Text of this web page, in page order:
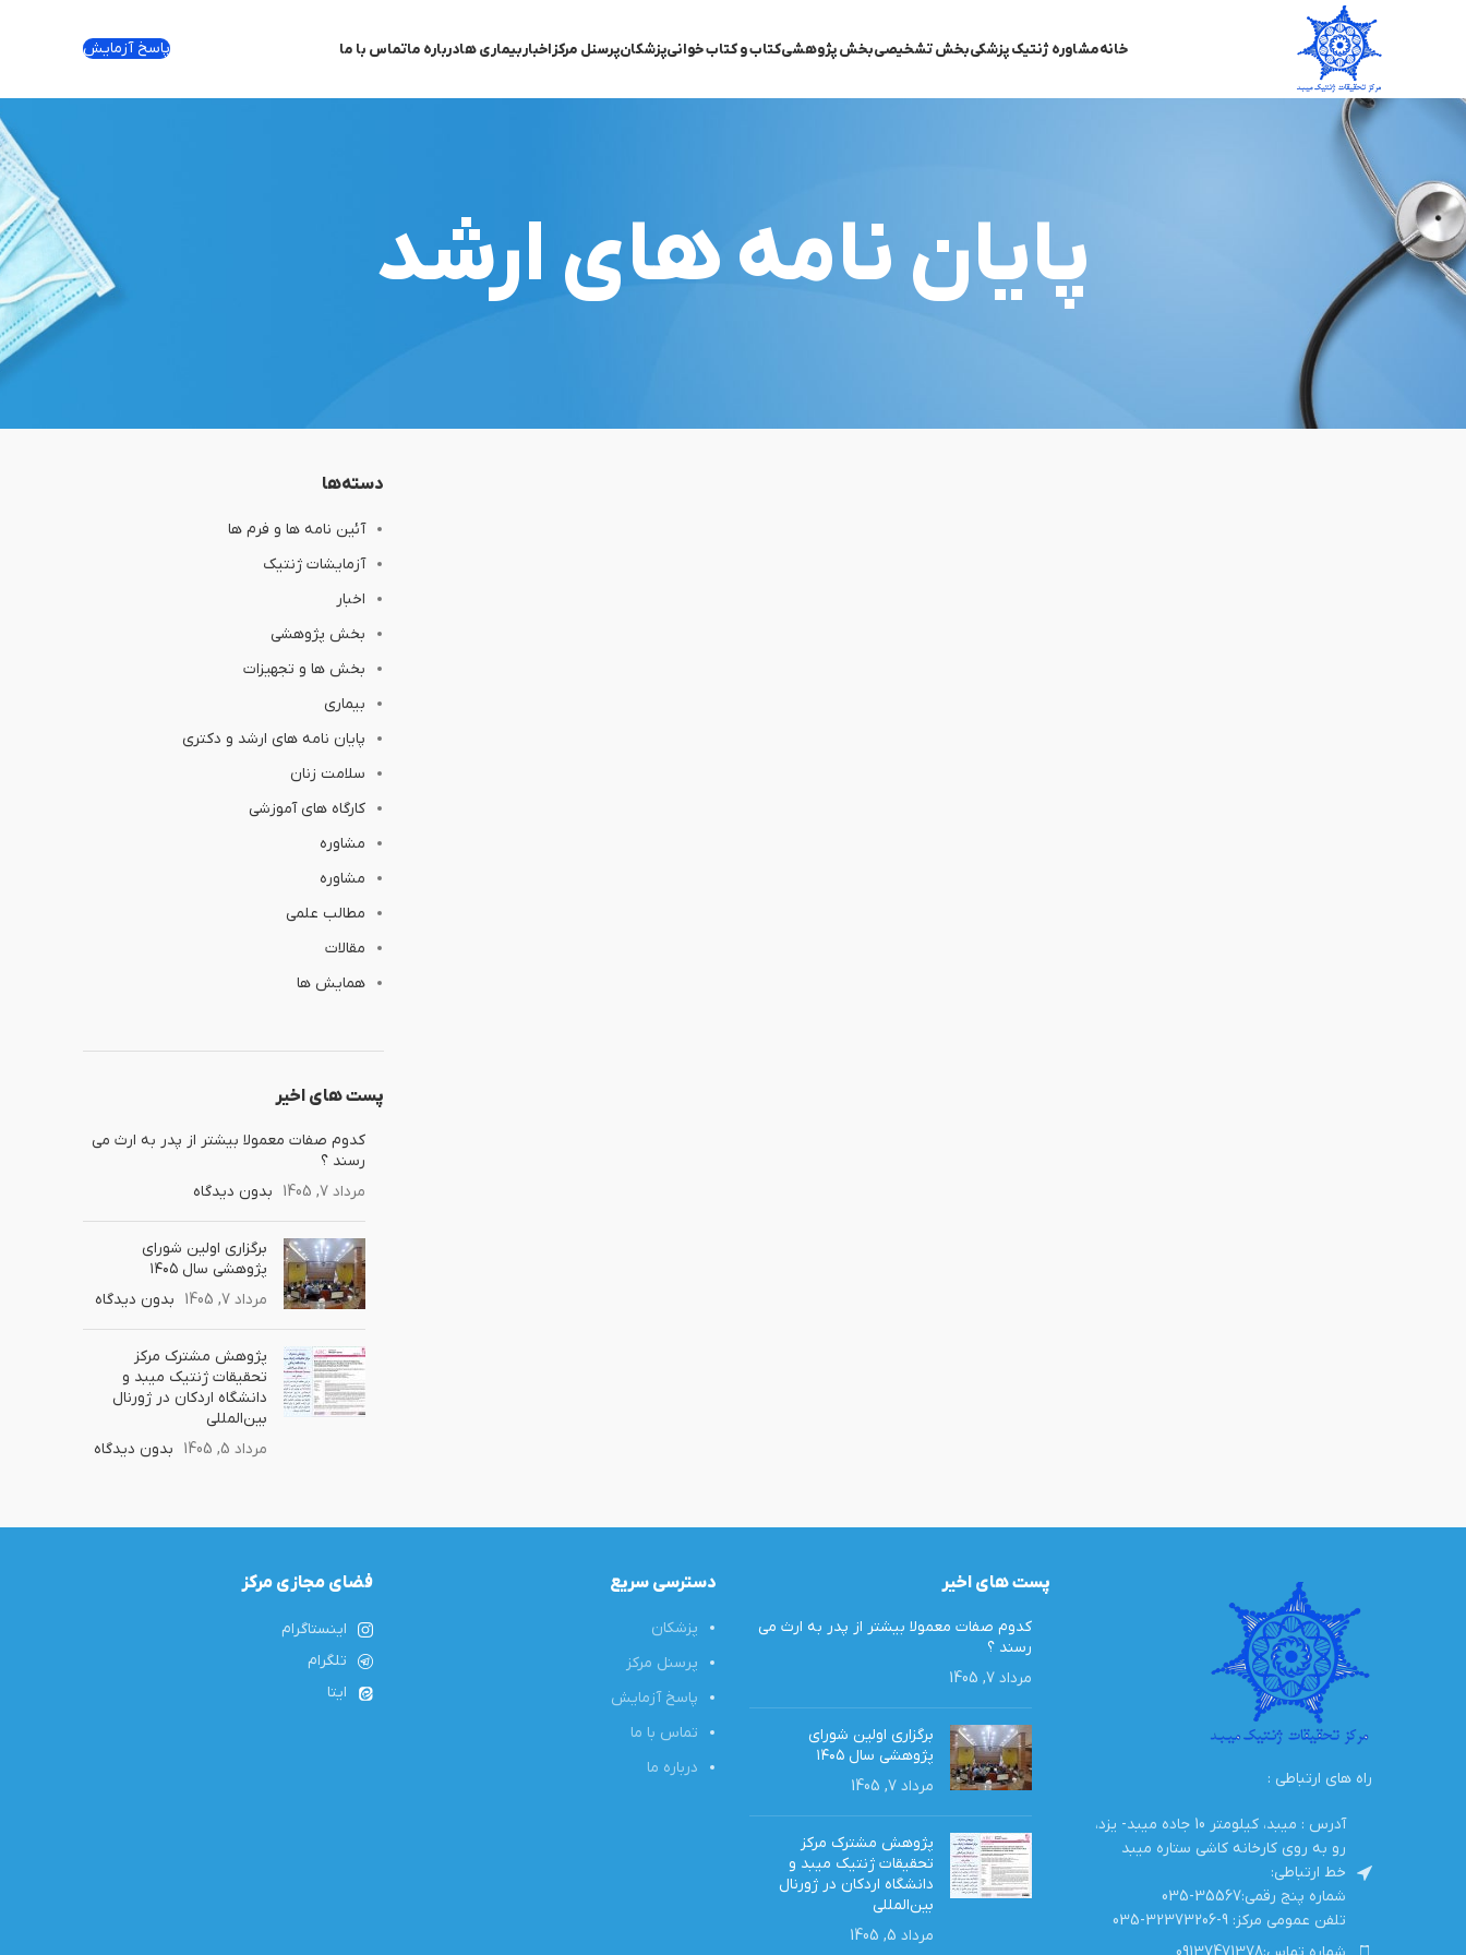
خانهمشاوره ژنتیک پزشکیبخش تشخیصیبخش پژوهشیکتاب و کتاب خوانیپزشکانپرسنل مرکزاخباربیماری هادرباره ماتماس با ما پاسخ آزمایش
پایان نامه های ارشد
دسته‌ها
آئین نامه ها و فرم ها
آزمایشات ژنتیک
اخبار
بخش پژوهشی
بخش ها و تجهیزات
بیماری
پایان نامه های ارشد و دکتری
سلامت زنان
کارگاه های آموزشی
مشاوره
مشاوره
مطالب علمی
مقالات
همایش ها
پست های اخیر
کدوم صفات معمولا بیشتر از پدر به ارث‌ می
رسند ؟
مرداد 7, 1405
بدون دیدگاه
برگزاری اولین شورای
پژوهشی سال ۱۴۰۵
مرداد 7, 1405
بدون دیدگاه
پژوهش مشترک مرکز
تحقیقات ژنتیک میبد و
دانشگاه اردکان در ژورنال
بین‌المللی
مرداد 5, 1405
بدون دیدگاه
راه های ارتباطی :
آدرس : میبد، کیلومتر 10 جاده میبد- یزد،
رو به روی کارخانه کاشی ستاره میبد
خط ارتباطی:
شماره پنج رقمی:35567-035
تلفن عمومی مرکز: 9-32373206-035
پست های اخیر
کدوم صفات معمولا بیشتر از پدر به ارث‌ می
رسند ؟
مرداد 7, 1405
برگزاری اولین شورای
پژوهشی سال ۱۴۰۵
مرداد 7, 1405
پژوهش مشترک مرکز
تحقیقات ژنتیک میبد و
دانشگاه اردکان در ژورنال
بین‌المللی
مرداد 5, 1405
دسترسی سریع
پزشکان
پرسنل مرکز
پاسخ آزمایش
تماس با ما
درباره ما
فضای مجازی مرکز
اینستاگرام
تلگرام
ایتا